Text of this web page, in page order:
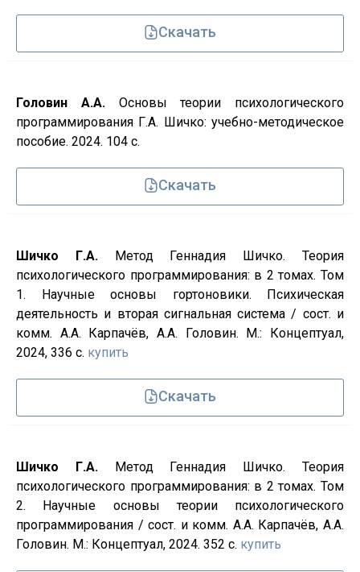
Скачать
Головин А.А. Основы теории психологического
программирования Г.А. Шичко: учебно-методическое
пособие. 2024. 104 с.
Скачать
Шичко Г.А. Метод Геннадия Шичко. Теория
психологического программирования: в 2 томах. Том
1. Научные основы гортоновики. Психическая
деятельность и вторая сигнальная система / сост. и
комм. А.А. Карпачёв, А.А. Головин. М.: Концептуал,
2024, 336 с. купить
Скачать
Шичко Г.А. Метод Геннадия Шичко. Теория
психологического программирования: в 2 томах. Том
2. Научные основы теории психологического
программирования / сост. и комм. А.А. Карпачёв, А.А.
Головин. М.: Концептуал, 2024. 352 с. купить